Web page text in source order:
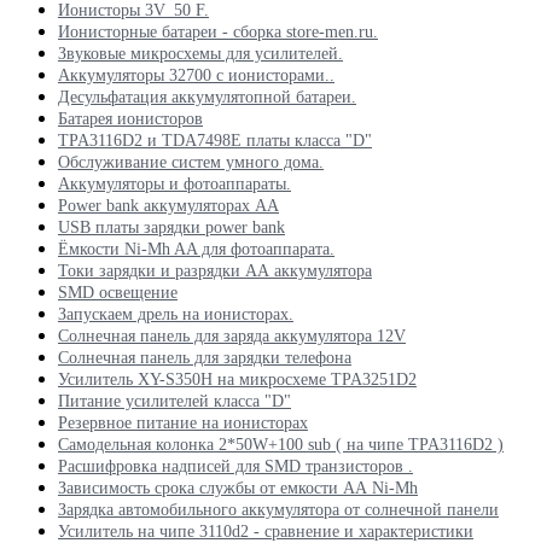
Ионисторы 3V_50 F.
Ионисторные батареи - сборка store-men.ru.
Звуковые микросхемы для усилителей.
Аккумуляторы 32700 с ионисторами..
Десульфатация аккумулятопной батареи.
Батарея ионисторов
TPA3116D2 и TDA7498E платы класса "D"
Обслуживание систем умного дома.
Аккумуляторы и фотоаппараты.
Power bank аккумуляторах АА
USB платы зарядки power bank
Ёмкости Ni-Mh AA для фотоаппарата.
Токи зарядки и разрядки АА аккумулятора
SMD освещение
Запускаем дрель на ионисторах.
Солнечная панель для заряда аккумулятора 12V
Солнечная панель для зарядки телефона
Усилитель XY-S350H на микросхеме TPA3251D2
Питание усилителей класса "D"
Резервное питание на ионисторах
Самодельная колонка 2*50W+100 sub ( на чипе TPA3116D2 )
Расшифровка надписей для SMD транзисторов .
Зависимость срока службы от емкости АА Ni-Mh
Зарядка автомобильного аккумулятора от солнечной панели
Усилитель на чипе 3110d2 - сравнение и характеристики